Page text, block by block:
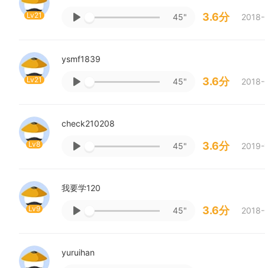
Lv21 45" 3.6分
Lv21
ysmf1839
45" 3.6分
Lv8
check210208
45" 3.6分
Lv9
我要学120
45" 3.6分
yuruihan